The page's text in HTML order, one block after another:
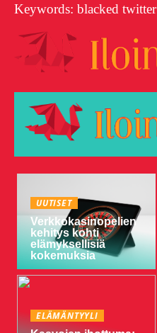
Keywords: blacked twitter
UUTISET
Verkkokasinopelien
kehitys kohti
elämyksellisiä
kokemuksia
ELÄMÄNTYYLI